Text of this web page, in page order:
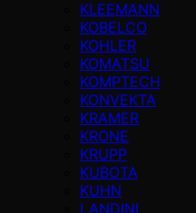
KLEEMANN
KOBELCO
KOHLER
KOMATSU
KOMPTECH
KONVEKTA
KRAMER
KRONE
KRUPP
KUBOTA
KUHN
LANDINI